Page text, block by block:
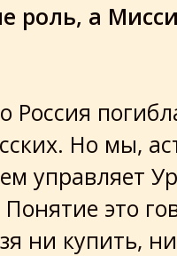
роль, а
Россия
Но мы,
управляет
это
ни купить,